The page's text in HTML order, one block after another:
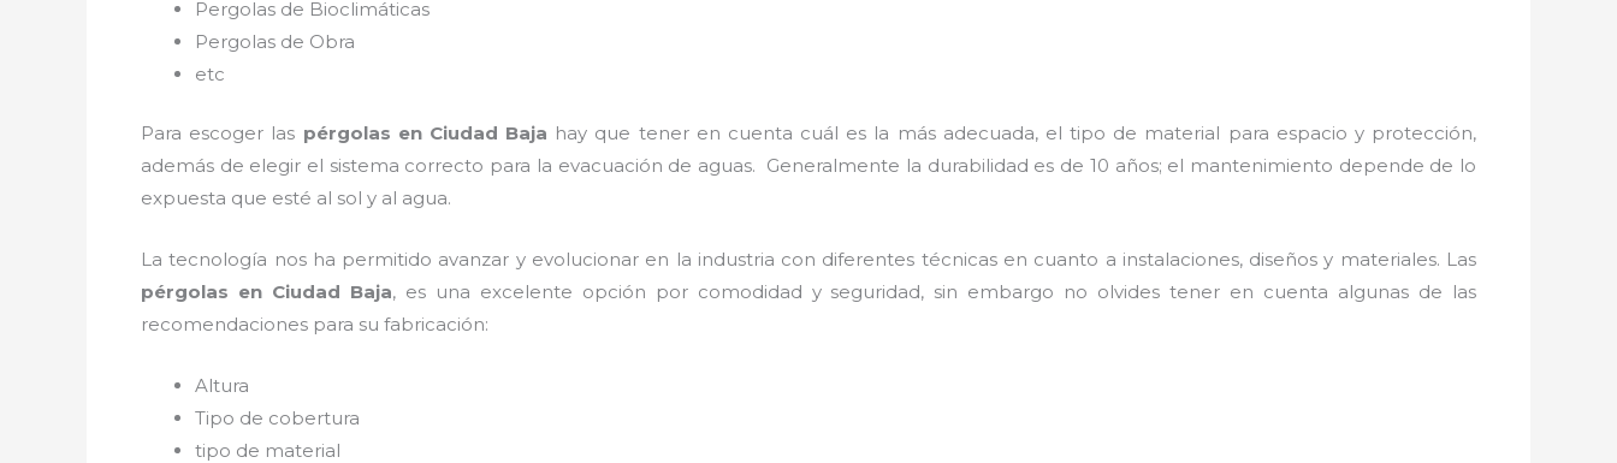
Pergolas de Bioclimáticas
Pergolas de Obra
etc
Para escoger las pérgolas en Ciudad Baja hay que tener en cuenta cuál es la más adecuada, el tipo de material para espacio y protección,
además de elegir el sistema correcto para la evacuación de aguas. Generalmente la durabilidad es de 10 años; el mantenimiento depende de lo
expuesta que esté al sol y al agua.
La tecnología nos ha permitido avanzar y evolucionar en la industria con diferentes técnicas en cuanto a instalaciones, diseños y materiales. Las
pérgolas en Ciudad Baja, es una excelente opción por comodidad y seguridad, sin embargo no olvides tener en cuenta algunas de las
recomendaciones para su fabricación:
Altura
Tipo de cobertura
tipo de material